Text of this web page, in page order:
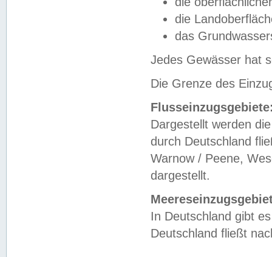
die
das
Jedes Gewässer hat
Die Grenze des
Dargestellt werden
durch Deutschland
Warnow / Peene,
dargestellt.
In Deutschland gibt
Deutschland fließt